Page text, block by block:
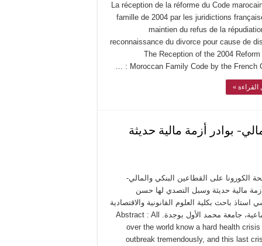
La réception de la réforme du Code
famille de 2004 par les juridictions
maintien du refus de la
reconnaissance du divorce pour cause de
The Reception of the 2004
Moroccan Family Code by the French
القراءة »
بوادر أزمة مالية حديثة
الكورونا على القطاعين البنكي والمالي-
مالية حديثة وسبل التصدي لها حسن
استاذ باحث بكلية العلوم القانونية والاقتصادية
والاجتماعية، جامعة محمد الأول بوجدة. Abstract : All
over the world know a hard health crisis
outbreak tremendously, and this last